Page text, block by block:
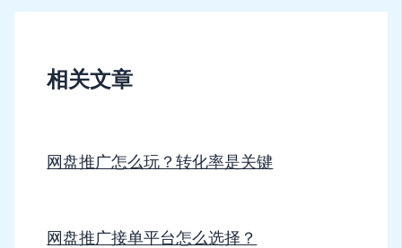
相关文章
网盘推广怎么玩？转化率是关键
网盘推广接单平台怎么选择？